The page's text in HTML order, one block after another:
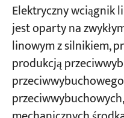
Elektryczny wciągnik
jest oparty na
linowym z silnikiem,
produkcją